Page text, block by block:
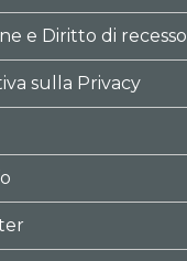
e Diritto di recesso
sulla Privacy